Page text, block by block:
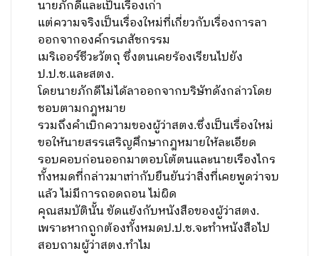
นายภักดีและเป็นเรื่องเก่า
แต่ความจริงเป็นเรื่องใหม่ที่เกี่ยวกับเรื่องการลา
ออกจากองค์กรเภสัชกรรม
เมริเออร์ชีวะวัตถุ ซึ่งตนเคยร้องเรียนไปยัง
ป.ป.ช.และสตง.
โดยนายภักดีไม่ได้ลาออกจากบริษัทดังกล่าวโดย
ชอบตามกฎหมาย
รวมถึงคำเบิกความของผู้ว่าสตง.ซึ่งเป็นเรื่องใหม่
ขอให้นายสรรเสริญศึกษากฎหมายให้ละเอียด
รอบคอบก่อนออกมาตอบโต้ตนและนายเรืองไกร
ทั้งหมดที่กล่าวมาเท่ากับยืนยันว่าสิ่งที่เคยพูดว่าจบ
แล้ว ไม่มีการถอดถอน ไม่ผิด
คุณสมบัตินั้น ขัดแย้งกับหนังสือของผู้ว่าสตง.
เพราะหากถูกต้องทั้งหมดป.ป.ช.จะทำหนังสือไป
สอบถามผู้ว่าสตง.ทำไม